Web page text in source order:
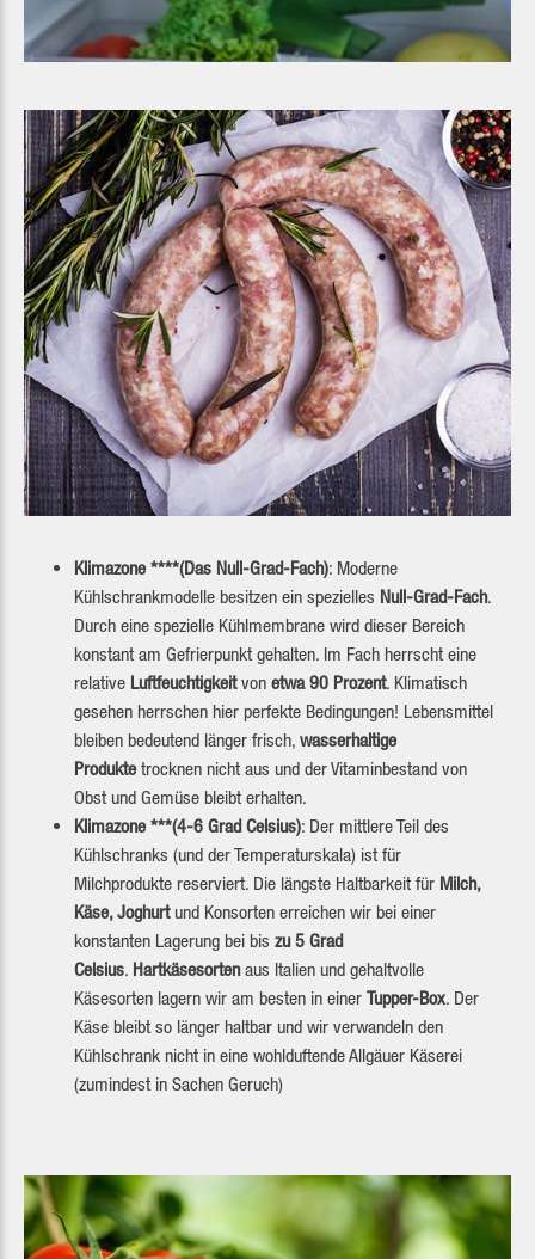
Klimazone ****(Das Null-Grad-Fach): Moderne
Kühlschrankmodelle besitzen ein spezielles Null-Grad-Fach.
Durch eine spezielle Kühlmembrane wird dieser Bereich
konstant am Gefrierpunkt gehalten. Im Fach herrscht eine
relative Luftfeuchtigkeitvon etwa 90 Prozent. Klimatisch
gesehen herrschen hier perfekte Bedingungen! Lebensmittel
bleiben bedeutend länger frisch, wasserhaltige
Produktetrocknen nicht aus und der Vitaminbestand von
Obst und Gemüse bleibt erhalten.
Klimazone ***(4-6 Grad Celsius): Der mittlere Teil des
Kühlschranks (und der Temperaturskala) ist für
Milchprodukte reserviert. Die längste Haltbarkeit für Milch,
Käse, Joghurtund Konsorten erreichen wir bei einer
konstanten Lagerung bei bis zu 5 Grad
Celsius. Hartkäsesortenaus Italien und gehaltvolle
Käsesorten lagern wir am besten in einer Tupper-Box. Der
Käse bleibt so länger haltbar und wir verwandeln den
Kühlschrank nicht in eine wohlduftende Allgäuer Käserei
(zumindest in Sachen Geruch)